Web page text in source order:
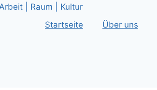
Startseite Über uns